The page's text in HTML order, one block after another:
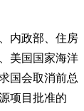
内政部、住房
美国国家海洋
国会取消前总
项目批准的